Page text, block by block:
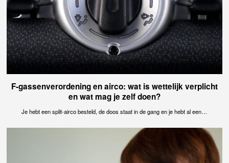
F-gassenverordening en airco: wat is wettelijk verplicht
en wat mag je zelf doen?
Je hebt een split-airco besteld, de doos staat in de gang en je hebt al een…